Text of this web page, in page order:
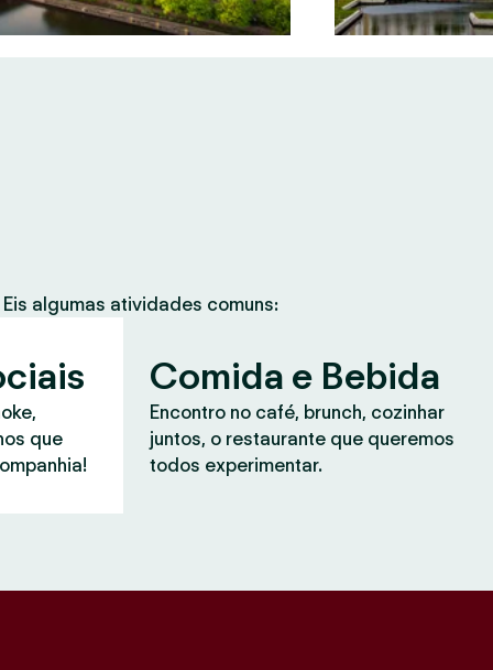
algumas atividades comuns:
que
Comida e Bebida
Encontro no café, brunch, cozinhar
juntos, o restaurante que queremos
todos experimentar.